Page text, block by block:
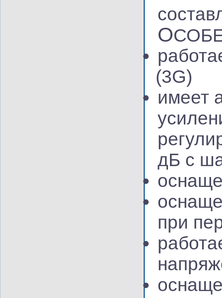
О
(3G)
имеет
дБ с
при